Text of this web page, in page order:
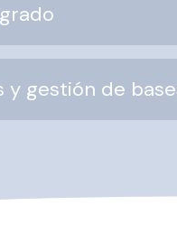
y gestión de